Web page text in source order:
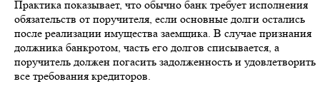
Практика показывает, что обычно банк требует исполнения
обязательств от поручителя, если основные долги остались
после реализации имущества заемщика. В случае признания
должника банкротом, часть его долгов списывается, а
поручитель должен погасить задолженность и удовлетворить
все требования кредиторов.